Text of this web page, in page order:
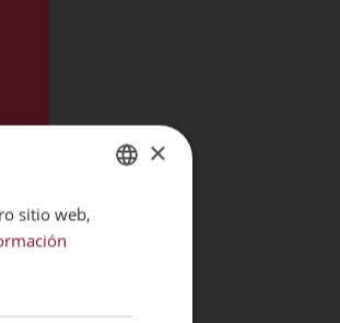
datos no serán transferidos
tercer país u organización
internacional.
SPANISH
×
sitio web,